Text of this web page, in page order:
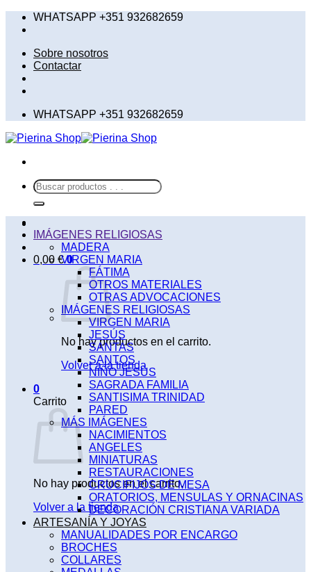
SaltarWHATSAPP +351 932682659
Sobre nosotros
Contactar
WHATSAPP +351 932682659
Buscar
por:
0,00 € 0
No hay productos en el carrito.
Volver a la tienda
0
Carrito
No hay productos en el carrito.
Volver a la tienda
IMÁGENES RELIGIOSAS
MADERA
VIRGEN MARIA
FÁTIMA
OTROS MATERIALES
OTRAS ADVOCACIONES
IMÁGENES RELIGIOSAS
VIRGEN MARIA
JESÚS
SANTAS
SANTOS
NIÑO JESÚS
SAGRADA FAMILIA
SANTISIMA TRINIDAD
PARED
MÁS IMÁGENES
NACIMIENTOS
ANGELES
MINIATURAS
RESTAURACIONES
CRUCIFIJOS DE MESA
ORATORIOS, MENSULAS Y ORNACINAS
DECORACIÓN CRISTIANA VARIADA
ARTESANÍA Y JOYAS
MANUALIDADES POR ENCARGO
BROCHES
COLLARES